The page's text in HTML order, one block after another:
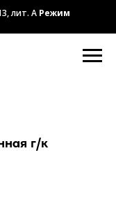
лит. А Режим
г/к